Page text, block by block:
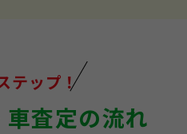
テップ！
査定の流れ